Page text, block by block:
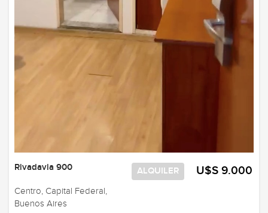
U$S 9.000
ALQUILER
Rivadavia 900
Centro, Capital Federal,
Buenos Aires